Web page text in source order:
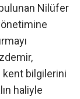
Nilüfer
kent bilgilerini
haliyle